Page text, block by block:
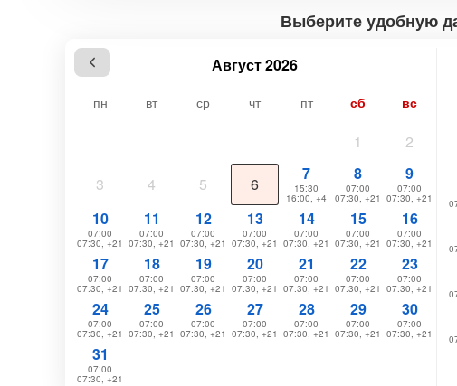
Выберите удобную
Август 2026
пн вт ср чт пт сб вс
1 2
3 4 5 6
7
15:30
16:00, +4
8
07:00
07:30, +21
9
07:00
07:30, +21
10
07:00
07:30, +21
11
07:00
07:30, +21
12
07:00
07:30, +21
13
07:00
07:30, +21
14
07:00
07:30, +21
15
07:00
07:30, +21
16
07:00
07:30, +21
17
07:00
07:30, +21
18
07:00
07:30, +21
19
07:00
07:30, +21
20
07:00
07:30, +21
21
07:00
07:30, +21
22
07:00
07:30, +21
23
07:00
07:30, +21
24
07:00
07:30, +21
25
07:00
07:30, +21
26
07:00
07:30, +21
27
07:00
07:30, +21
28
07:00
07:30, +21
29
07:00
07:30, +21
30
07:00
07:30, +21
31
07:00
07:30, +21